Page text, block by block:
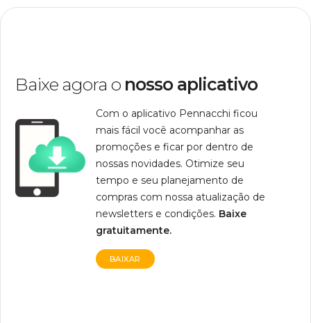
Baixe agora o nosso aplicativo
Com o aplicativo Pennacchi ficou
mais fácil você acompanhar as
promoções e ficar por dentro de
nossas novidades. Otimize seu
tempo e seu planejamento de
compras com nossa atualização de
newsletters e condições. Baixe
gratuitamente.
BAIXAR